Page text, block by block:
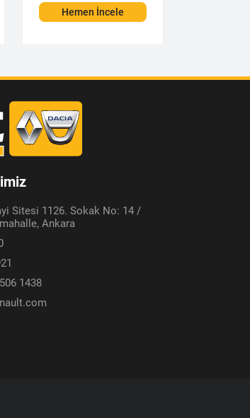
Hemen İncele
Sitesi 1126. Sokak No: 14 /
Ankara
1438